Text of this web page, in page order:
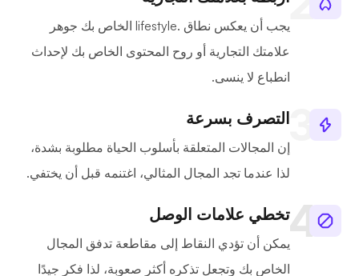
يجب أن يعكس نطاق .lifestyle الخاص بك جوهر
علامتك التجارية أو روح المحتوى الخاص بك لإحداث
انطباع لا ينسى.
التصرف بسرعة
إن المجالات المتعلقة بأسلوب الحياة مطلوبة بشدة،
لذا عندما تجد المجال المثالي، اغتنمه قبل أن يختفي.
تخطي علامات الوصل
يمكن أن تؤدي النقاط إلى مقاطعة تدفق المجال
الخاص بك وتجعل تذكره أكثر صعوبة، لذا فكر جيدًا